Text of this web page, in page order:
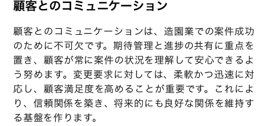
顧客とのコミュニケーション
顧客とのコミュニケーションは、造園業での案件成功
のために不可欠です。期待管理と進捗の共有に重点を
置き、顧客が常に案件の状況を理解して安心できるよ
う努めます。変更要求に対しては、柔軟かつ迅速に対
応し、顧客満足度を高めることが重要です。これによ
り、信頼関係を築き、将来的にも良好な関係を維持す
る基盤を作ります。